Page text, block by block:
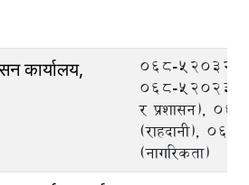
कार्यालय,
068-520322
068-520233
र प्रशासन),
(राहदानी),
(नागरिकता)